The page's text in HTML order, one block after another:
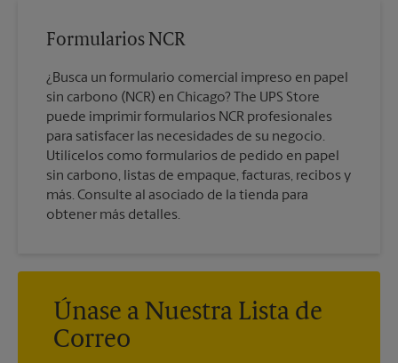
Formularios NCR
¿Busca un formulario comercial impreso en papel
sin carbono (NCR) en Chicago? The UPS Store
puede imprimir formularios NCR profesionales
para satisfacer las necesidades de su negocio.
Utilícelos como formularios de pedido en papel
sin carbono, listas de empaque, facturas, recibos y
más. Consulte al asociado de la tienda para
obtener más detalles.
Únase a Nuestra Lista de
Correo